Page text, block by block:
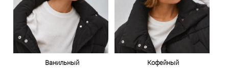
Ванильный Кофейный